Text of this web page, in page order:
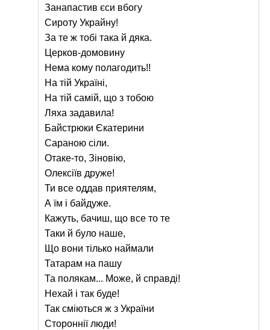
Занапастив єси вбогу
Сироту Украйну!
За те ж тобі така й дяка.
Церков-домовину
Нема кому полагодить!!
На тій Україні,
На тій самій, що з тобою
Ляха задавила!
Байстрюки Єкатерини
Сараною сіли.
Отаке-то, Зіновію,
Олексіїв друже!
Ти все оддав приятелям,
А їм і байдуже.
Кажуть, бачиш, що все то те
Таки й було наше,
Що вони тілько наймали
Татарам на пашу
Та полякам... Може, й справді!
Нехай і так буде!
Так сміються ж з України
Стороннії люди!